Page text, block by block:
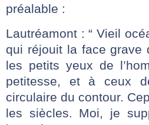
préalable :
Lautréamont : “ Vieil
qui réjouit la face grave
les petits yeux de
petitesse, et à ceux
circulaire du contour.
les siècles. Moi, je